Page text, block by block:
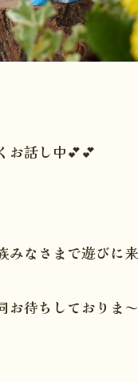
お話し中💕💕
みなさまで遊びに
お待ちしておりま